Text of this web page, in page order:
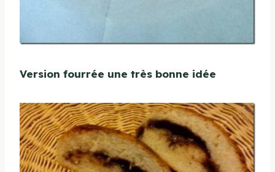
Version fourrée une très bonne idée